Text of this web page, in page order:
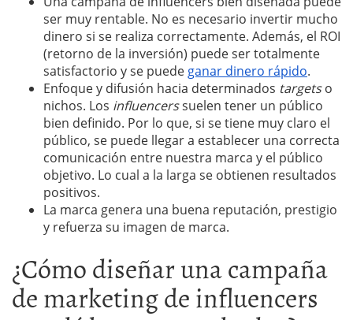
ser muy rentable. No es necesario invertir mucho
dinero si se realiza correctamente. Además, el ROI
(retorno de la inversión) puede ser totalmente
satisfactorio y se puede ganar dinero rápido.
Enfoque y difusión hacia determinados targetso
nichos. Los influencerssuelen tener un público
bien definido. Por lo que, si se tiene muy claro el
público, se puede llegar a establecer una correcta
comunicación entre nuestra marca y el público
objetivo. Lo cual a la larga se obtienen resultados
positivos.
La marca genera una buena reputación, prestigio
y refuerza su imagen de marca.
¿Cómo diseñar una campaña
de marketing de influencers